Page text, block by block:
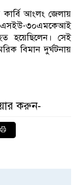
আংলং জেলায়
এসইউ-৩০এমকেআই
হয়েছিলেন। সেই
বিমান দুর্ঘটনায়
করুন-